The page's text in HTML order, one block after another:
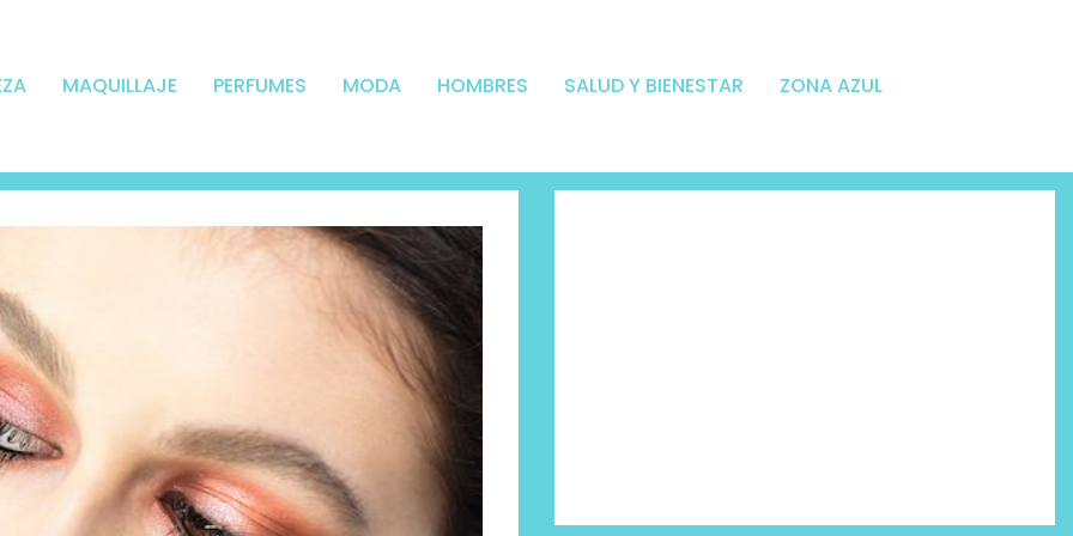
MAQUILLAJE PERFUMES MODA HOMBRES SALUD Y BIENESTAR ZONA AZUL